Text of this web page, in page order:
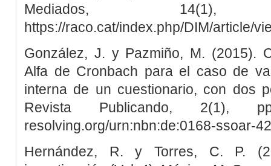
Mediados,
https://raco.cat/index.php/DIM/article/
González, J. y Pazmiño, M. (2015).
Alfa de Cronbach para el caso de
interna de un cuestionario, con dos
Revista Publicando, 2(1),
resolving.org/urn:nbn:de:0168-ssoar-
Hernández, R. y Torres, C. P.